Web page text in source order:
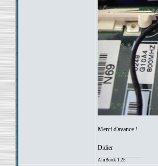
Merci d'avance !
Didier
AluBook 1.25